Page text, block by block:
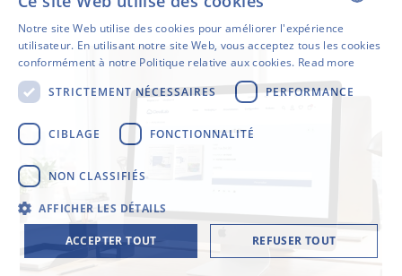
ENGLISH
SWEDISH
Notre site Web utilise des cookies pour améliorer l'expérience
utilisateur. En utilisant notre site Web, vous acceptez tous les cookies
conformément à notre Politique relative aux cookies. Read more
STRICTEMENT NÉCESSAIRES
PERFORMANCE
CIBLAGE FONCTIONNALITÉ
NON CLASSIFIÉS
AFFICHER LES DÉTAILS
ACCEPTER TOUT REFUSER TOUT